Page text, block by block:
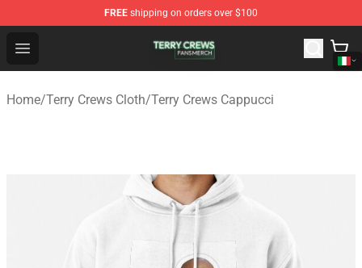
FREE shipping on orders over $100
Open menu
Terry Crews Shop - Official Terry Crews Merchandise
Home/Terry Crews Cloth/Terry Crews Cappucci